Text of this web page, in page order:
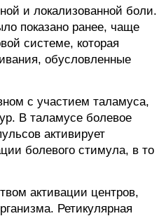
и локализованной боли.
показано ранее, чаще
системе, которая
обусловленные
с участием таламуса,
В таламусе болевое
активирует
болевого стимула, в то
активации центров,
Ретикулярная